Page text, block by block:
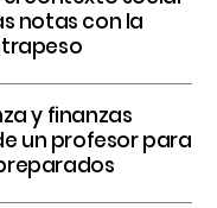
notas con la
y finanzas
un profesor para